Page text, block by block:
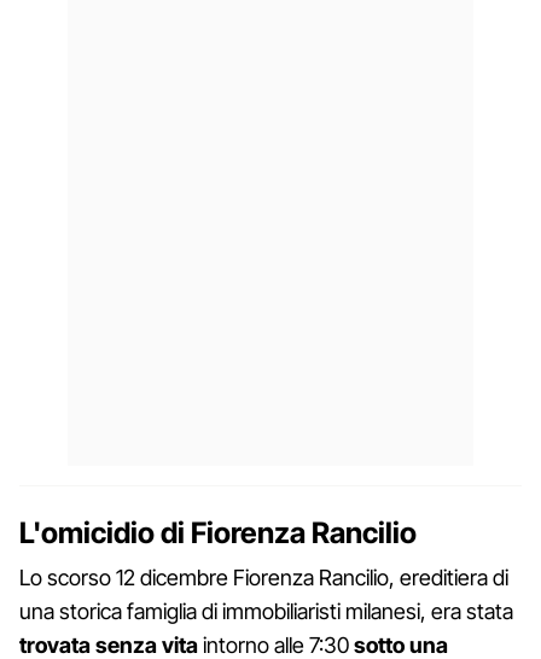
L'omicidio di Fiorenza Rancilio
Lo scorso 12 dicembre Fiorenza Rancilio, ereditiera di
una storica famiglia di immobiliaristi milanesi, era stata
trovata senza vitaintorno alle 7:30sotto una